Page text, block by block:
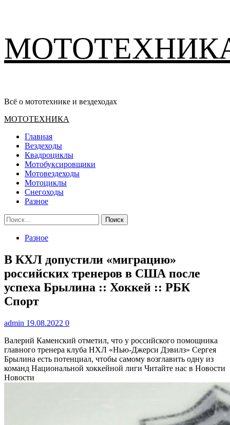
содержимому
Всё о мототехнике и вездеходах
Основное
МОТОТЕХНИКА
Главная
Вездеходы
Квадроциклы
Мотобуксировщики
Мотовездеходы
Мотоциклы
Снегоходы
Разное
Найти:
Разное
В КХЛ допустили «миграцию»
российских тренеров в США после
успеха Брылина :: Хоккей :: РБК
Спорт
admin 19.08.2022 0
Валерий Каменский отметил, что у российского помощника
главного тренера клуба НХЛ «Нью-Джерси Дэвилз» Сергея
Брылина есть потенциал, чтобы самому возглавить одну из
команд Национальной хоккейной лиги Читайте нас в Новости
Новости